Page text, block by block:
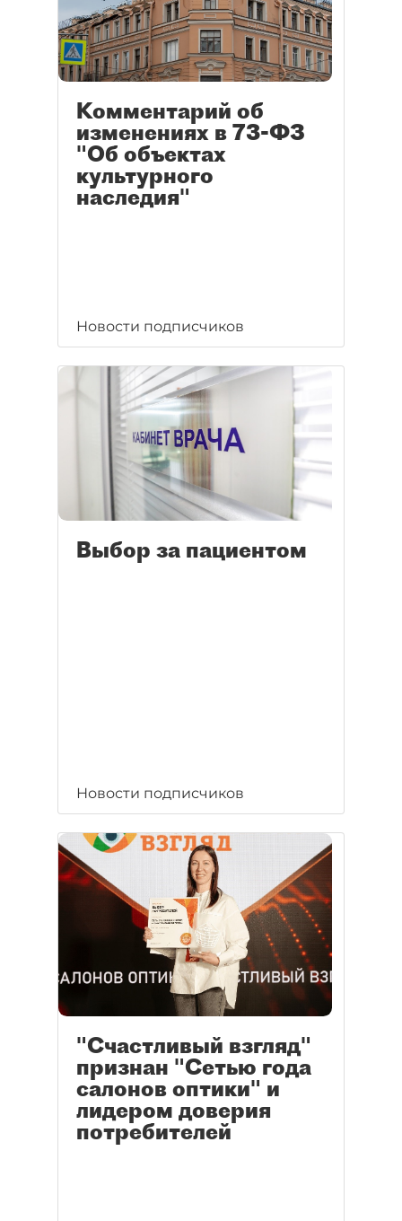
Комментарий об
изменениях в 73-ФЗ
"Об объектах
культурного
наследия"
Новости подписчиков
Выбор за пациентом
Новости подписчиков
"Счастливый взгляд"
признан "Сетью года
салонов оптики" и
лидером доверия
потребителей